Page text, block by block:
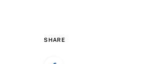
SHARE